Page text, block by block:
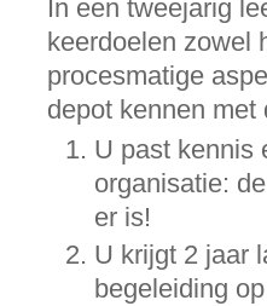
In een tweejarig
keerdoelen zowel
procesmatige
depot kennen met
U past kennis
organisatie:
er is!
U krijgt 2 jaar
begeleiding